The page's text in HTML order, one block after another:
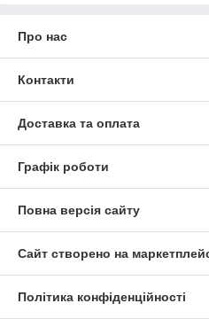
Про нас
Контакти
Доставка та оплата
Графік роботи
Повна версія сайту
Сайт створено на
Політика конфіденційності